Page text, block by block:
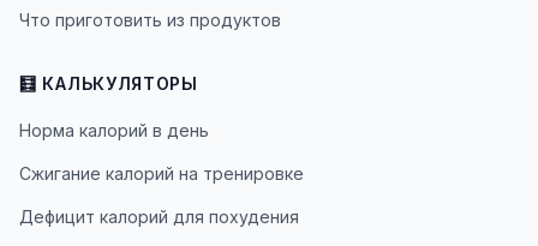
Что приготовить из продуктов
🧮 КАЛЬКУЛЯТОРЫ
Норма калорий в день
Сжигание калорий на тренировке
Дефицит калорий для похудения